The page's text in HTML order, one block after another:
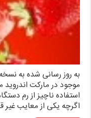
موجود در مارکت
استفاده ناچیز از رم
اگرچه یکی از معایب غیر